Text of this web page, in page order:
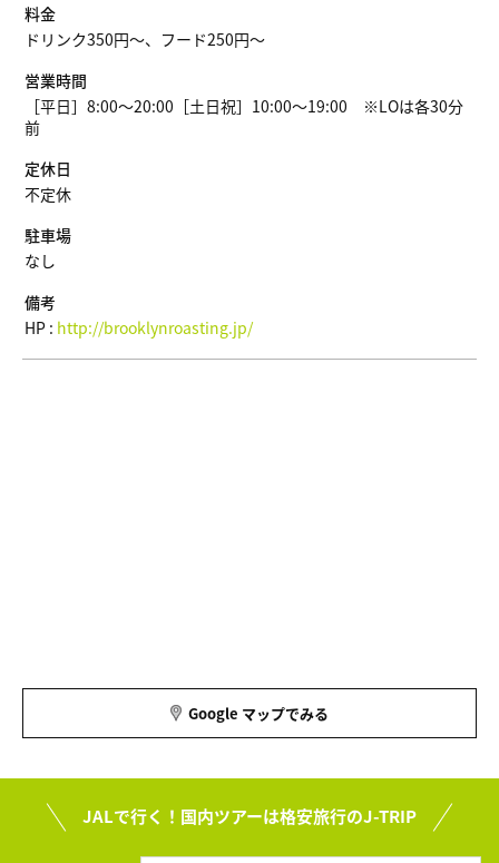
料金
ドリンク350円～、フード250円～
営業時間
［平日］8:00～20:00［土日祝］10:00～19:00 ※LOは各30分
前
定休日
不定休
駐車場
なし
備考
HP : http://brooklynroasting.jp/
Google マップでみる
JALで行く！国内ツアーは格安旅行のJ-TRIP